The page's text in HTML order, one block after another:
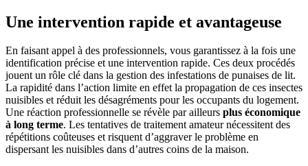
Une intervention rapide et avantageuse
En faisant appel à des professionnels, vous garantissez à la fois une
identification précise et une intervention rapide. Ces deux procédés
jouent un rôle clé dans la gestion des infestations de punaises de lit.
La rapidité dans l’action limite en effet la propagation de ces insectes
nuisibles et réduit les désagréments pour les occupants du logement.
Une réaction professionnelle se révèle par ailleurs plus économique
à long terme. Les tentatives de traitement amateur nécessitent des
répétitions coûteuses et risquent d’aggraver le problème en
dispersant les nuisibles dans d’autres coins de la maison.